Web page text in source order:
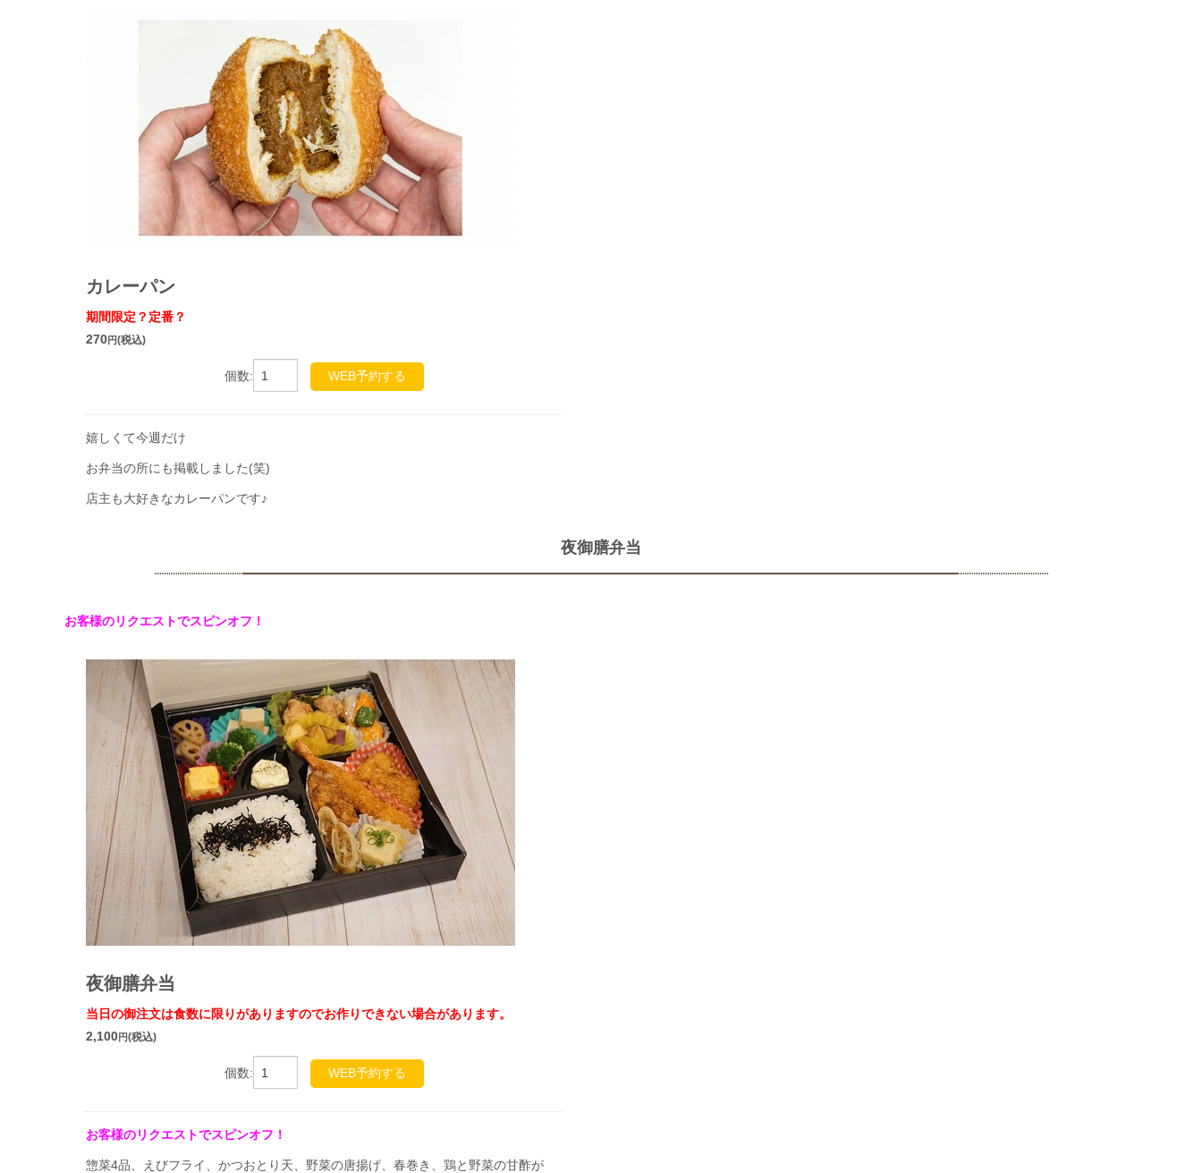
カレーパン
期間限定？定番？
270円(税込)
個数: WEB予約する
嬉しくて今週だけ
お弁当の所にも掲載しました(笑)
店主も大好きなカレーパンです♪
夜御膳弁当
お客様のリクエストでスピンオフ！
夜御膳弁当
当日の御注文は食数に限りがありますのでお作りできない場合があります。
2,100円(税込)
個数: WEB予約する
お客様のリクエストでスピンオフ！
惣菜4品、えびフライ、かつおとり天、野菜の唐揚げ、春巻き、鶏と野菜の甘酢が